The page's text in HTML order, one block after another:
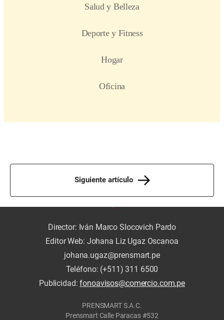
Siguiente artículo
Director: Iván Marco Slocovich Pardo
Editor Web: Johana Liz Ugaz Oscanoa
johana.ugaz@prensmart.pe
Teléfono: (+511) 311 6500
Publicidad:fonoavisos@comercio.com.pe
PRENSMART S.A.C.
Prensmart Calle Paracas #532